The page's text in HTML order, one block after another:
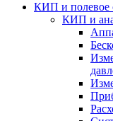
КИП и полевое
КИП и